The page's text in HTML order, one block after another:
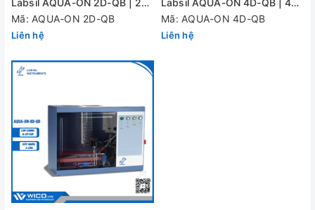
Labsil AQUA-ON 2D-QB | 2
Lít
Mã: AQUA-ON 2D-QB
Liên hệ
Labsil AQUA-ON 4D-QB | 4
Lít
Mã: AQUA-ON 4D-QB
Liên hệ